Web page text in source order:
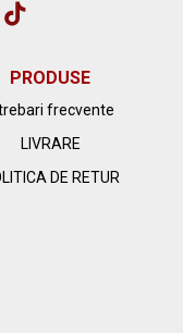
PRODUSE
frecvente
LIVRARE
DE RETUR